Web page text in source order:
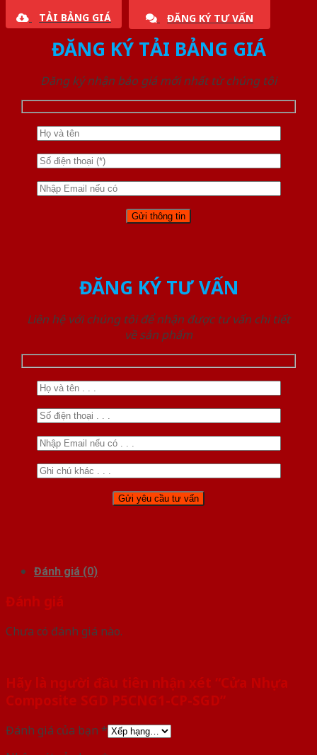
TẢI BẢNG GIÁ ĐĂNG KÝ TƯ VẤN
ĐĂNG KÝ TẢI BẢNG GIÁ
Đăng ký nhận báo giá mới nhất từ chúng tôi
ĐĂNG KÝ TƯ VẤN
Liên hệ với chúng tôi để nhận được tư vấn chi tiết
về sản phẩm
Đánh giá (0)
Đánh giá
Chưa có đánh giá nào.
Hãy là người đầu tiên nhận xét “Cửa Nhựa
Composite SGD P5CNG1-CP-SGD”
Đánh giá của bạn *